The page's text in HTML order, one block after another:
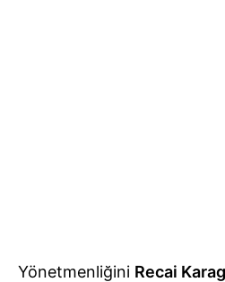
Yönetmenliğini Recai